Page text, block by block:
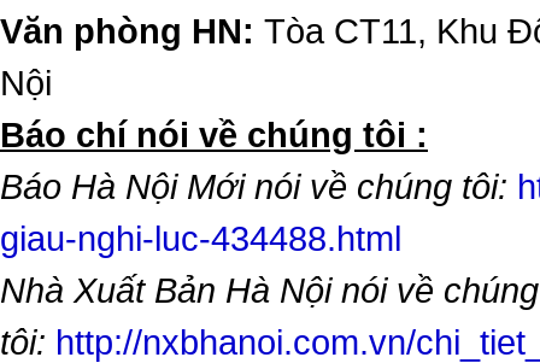
Văn phòng HN: Tòa CT11, Khu
Nội
​Báo chí nói về chúng tôi :
Báo Hà Nội Mới nói về chúng tôi:
giau-nghi-luc-434488.html
Nhà Xuất Bản Hà Nội nói về chúng
tôi: http://nxbhanoi.com.vn/